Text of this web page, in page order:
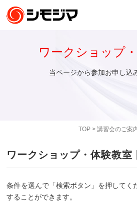
TOP> 講習会のご案
ワークショップ
当ページから参加お申し込
ワークショップ・体験教室
条件を選んで「検索ボタン」を押してく
することができます。